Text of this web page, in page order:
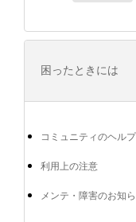
困ったときには
コミュニティのヘルプ
利用上の注意
メンテ・障害のお知